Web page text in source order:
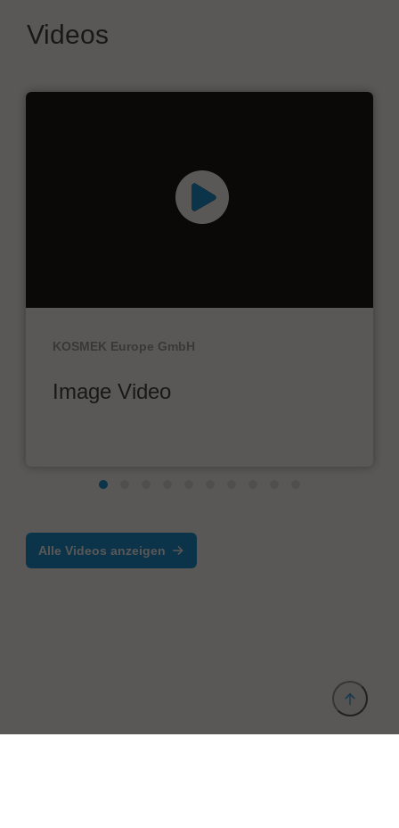
Videos
KOSMEK Europe GmbH
Image Video
Alle Videos anzeigen